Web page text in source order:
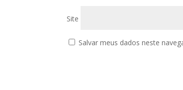
Site
Salvar meus dados neste